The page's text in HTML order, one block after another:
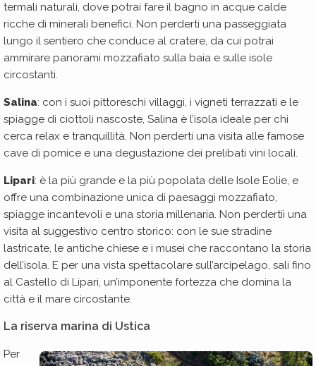
termali naturali, dove potrai fare il bagno in acque calde
ricche di minerali benefici. Non perderti una passeggiata
lungo il sentiero che conduce al cratere, da cui potrai
ammirare panorami mozzafiato sulla baia e sulle isole
circostanti.
Salina: con i suoi pittoreschi villaggi, i vigneti terrazzati e le
spiagge di ciottoli nascoste, Salina è l’isola ideale per chi
cerca relax e tranquillità. Non perderti una visita alle famose
cave di pomice e una degustazione dei prelibati vini locali.
Lipari: è la più grande e la più popolata delle Isole Eolie, e
offre una combinazione unica di paesaggi mozzafiato,
spiagge incantevoli e una storia millenaria. Non perdertii una
visita al suggestivo centro storico: con le sue stradine
lastricate, le antiche chiese e i musei che raccontano la storia
dell’isola. E per una vista spettacolare sull’arcipelago, sali fino
al Castello di Lipari, un’imponente fortezza che domina la
città e il mare circostante.
La riserva marina di Ustica
Per